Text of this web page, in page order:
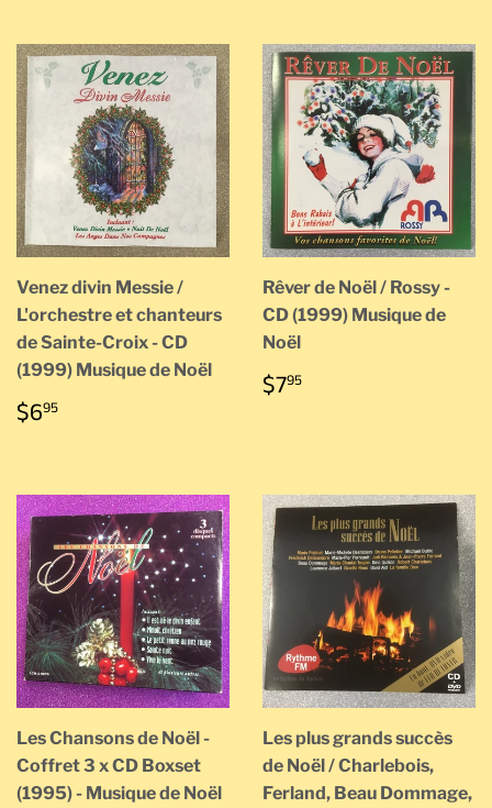
Venez divin Messie /
L'orchestre et chanteurs
de Sainte-Croix - CD
(1999) Musique de Noël
PRIX
RÉGULIER
$695
Rêver de Noël / Rossy -
CD (1999) Musique de
Noël
PRIX
RÉGULIER
$795
Les Chansons de Noël -
Coffret 3 x CD Boxset
(1995) - Musique de Noël
Les plus grands succès
de Noël / Charlebois,
Ferland, Beau Dommage,